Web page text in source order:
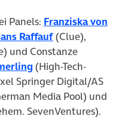
Panels: Franziska von
Raffauf(öffnet in
(Clue),
Tab)
und Constanze
(öffnet in neuem
(High-Tech-
in neuem Tab)
Springer Digital/AS
in neuem Tab)
Media Pool) und
Tab)SevenVentures).